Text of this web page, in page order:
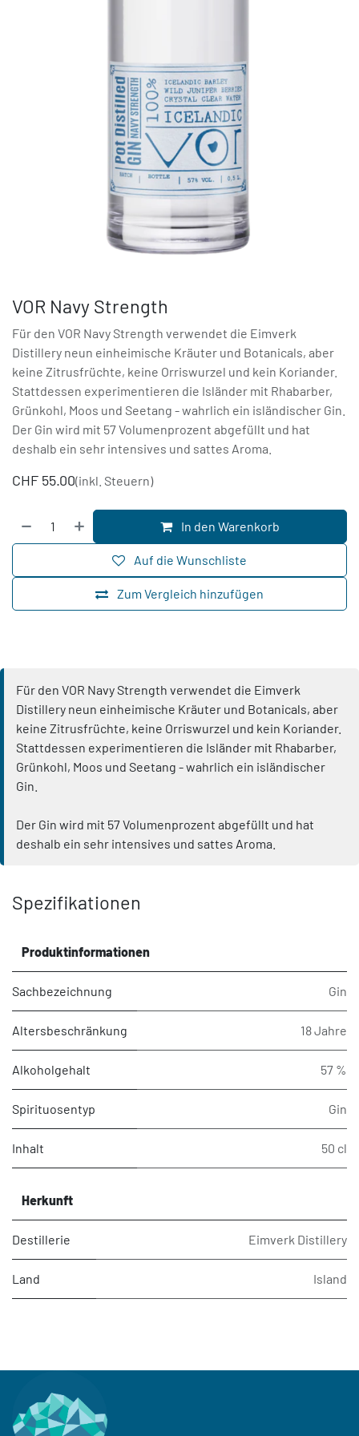
VOR Navy Strength
Für den VOR Navy Strength verwendet die Eimverk
Distillery neun einheimische Kräuter und Botanicals, aber
keine Zitrusfrüchte, keine Orriswurzel und kein Koriander.
Stattdessen experimentieren die Isländer mit Rhabarber,
Grünkohl, Moos und Seetang - wahrlich ein isländischer Gin.
Der Gin wird mit 57 Volumenprozent abgefüllt und hat
deshalb ein sehr intensives und sattes Aroma.
CHF 55.00(inkl. Steuern)
In den Warenkorb
Zum Vergleich hinzufügen
Auf die Wunschliste
Für den VOR Navy Strength verwendet die Eimverk
Distillery neun einheimische Kräuter und Botanicals, aber
keine Zitrusfrüchte, keine Orriswurzel und kein Koriander.
Stattdessen experimentieren die Isländer mit Rhabarber,
Grünkohl, Moos und Seetang - wahrlich ein isländischer
Gin.
Der Gin wird mit 57 Volumenprozent abgefüllt und hat
deshalb ein sehr intensives und sattes Aroma.
Spezifikationen
Produktinformationen
Sachbezeichnung Gin
Altersbeschränkung 18 Jahre
Alkoholgehalt 57 %
Spirituosentyp Gin
Inhalt 50 cl
Herkunft
Destillerie Eimverk Distillery
Land Island